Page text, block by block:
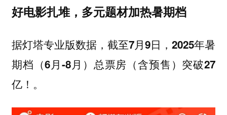
好电影扎堆，多元题材加热暑期档
据灯塔专业版数据， 截至7月9日，2025年暑
期档（6月-8月）总票房（含预售）突破27
亿！ 。